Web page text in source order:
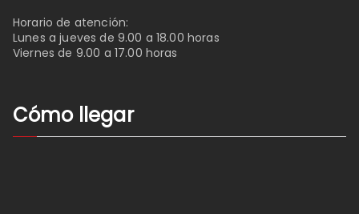
Horario de atención:
Lunes a jueves de 9.00 a 18.00 horas
Viernes de 9.00 a 17.00 horas
Cómo llegar